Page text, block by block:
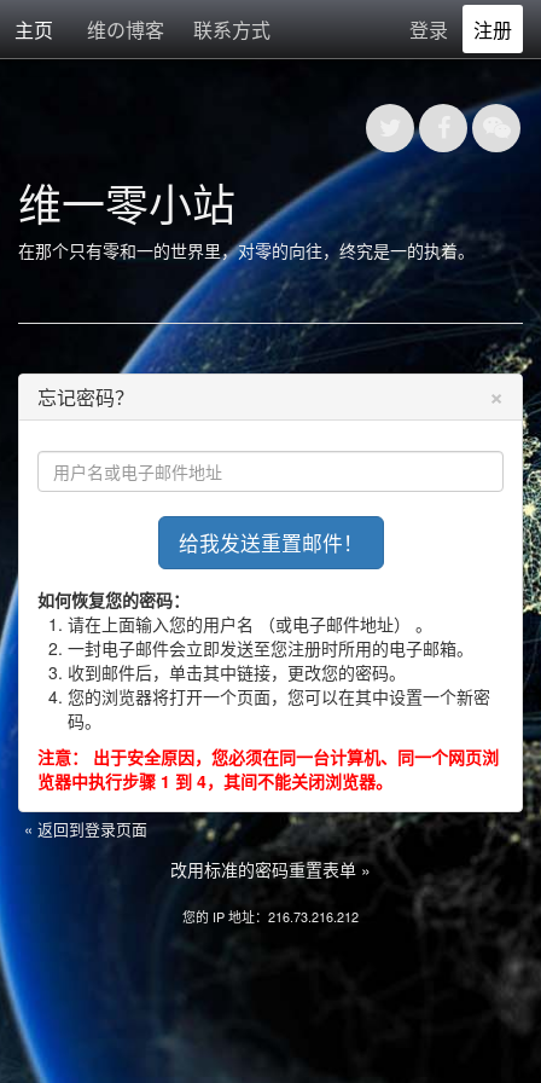
主页 维の博客 联系方式 登录 注册
维一零小站
在那个只有零和一的世界里，对零的向往，终究是一的执着。
忘记密码？ ×
如何恢复您的密码：
请在上面输入您的用户名 （或电子邮件地址） 。
一封电子邮件会立即发送至您注册时所用的电子邮箱。
收到邮件后，单击其中链接，更改您的密码。
您的浏览器将打开一个页面，您可以在其中设置一个新密
码。
注意： 出于安全原因，您必须在同一台计算机、同一个网页浏
览器中执行步骤 1 到 4，其间不能关闭浏览器。
« 返回到登录页面
改用标准的密码重置表单 »
您的 IP 地址：216.73.216.212